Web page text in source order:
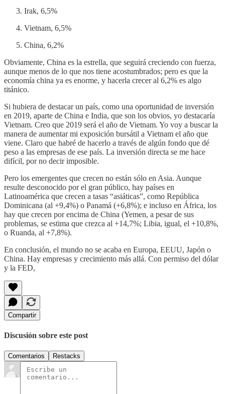
Irak, 6,5%
Vietnam, 6,5%
China, 6,2%
Obviamente, China es la estrella, que seguirá creciendo con fuerza,
aunque menos de lo que nos tiene acostumbrados; pero es que la
economía china ya es enorme, y hacerla crecer al 6,2% es algo
titánico.
Si hubiera de destacar un país, como una oportunidad de inversión
en 2019, aparte de China e India, que son los obvios, yo destacaría
Vietnam. Creo que 2019 será el año de Vietnam. Yo voy a buscar la
manera de aumentar mi exposición bursátil a Vietnam el año que
viene. Claro que habré de hacerlo a través de algún fondo que dé
peso a las empresas de ese país. La inversión directa se me hace
difícil, por no decir imposible.
Pero los emergentes que crecen no están sólo en Asia. Aunque
resulte desconocido por el gran público, hay países en
Latinoamérica que crecen a tasas “asiáticas”, como República
Dominicana (al +9,4%) o Panamá (+6,8%); e incluso en África, los
hay que crecen por encima de China (Yemen, a pesar de sus
problemas, se estima que crezca al +14,7%; Libia, igual, el +10,8%,
o Ruanda, al +7,8%).
En conclusión, el mundo no se acaba en Europa, EEUU, Japón o
China. Hay empresas y crecimiento más allá. Con permiso del dólar
y la FED,
Compartir
Discusión sobre este post
Comentarios Restacks